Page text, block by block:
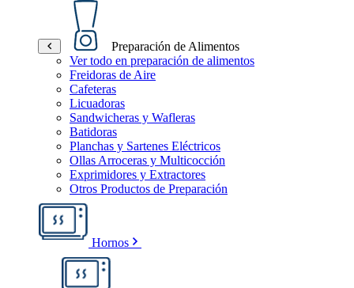
Preparación de Alimentos
Ver todo en preparación de alimentos
Freidoras de Aire
Cafeteras
Licuadoras
Sandwicheras y Wafleras
Batidoras
Planchas y Sartenes Eléctricos
Ollas Arroceras y Multicocción
Exprimidores y Extractores
Otros Productos de Preparación
Hornos